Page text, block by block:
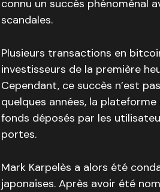
connu un succès phénoménal
scandales.
Plusieurs transactions en
investisseurs de la première
Cependant, ce succès n’est
quelques années, la
fonds déposés par les
portes.
Mark Karpelès a alors été
japonaises. Après avoir été